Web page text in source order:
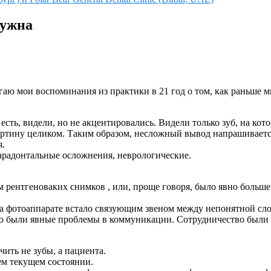
мои воспоминания из практики в 21 год о том, как раньше
видели, но не акцентировались. Видели только зуб, на
целиком. Таким образом, несложный вывод
осложнения, неврологические.
рентгеноваких снимков , или, проще говоря, было явно
встало связующим звеном между непонятной
явные проблемы в коммуникации. Сотрудничество были
не зубы, а пациента.
текущем состоянии.